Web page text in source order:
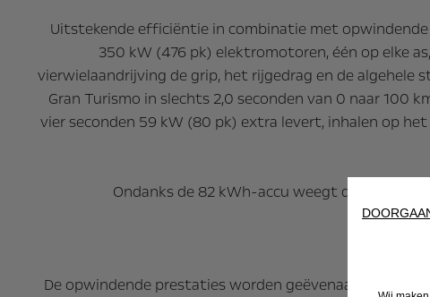
Uitstekende efficiëntie in combinatie met opwindende
350 kW (476 pk) elektromotoren, één op elke
vierwielaandrijving de grip, het rijgedrag en de algehele
Gran Turismo in slechts 2,0 seconden van 0 naar 100
vier seconden 59 kW (80 pk) extra levert, inhalen op
Ondanks de 82 kWh-accu weegt de Corsa
De opwindende prestaties worden geëvenaard door